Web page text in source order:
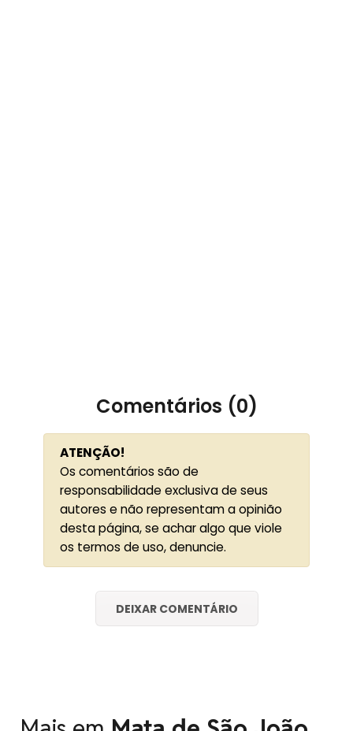
Comentários (0)
ATENÇÃO!
Os comentários são de
responsabilidade exclusiva de seus
autores e não representam a opinião
desta página, se achar algo que viole
os termos de uso, denuncie.
DEIXAR COMENTÁRIO